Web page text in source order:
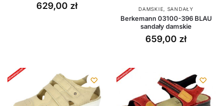
629,00 zł DAMSKIE, SANDAŁY
Berkemann 03100-396 BLAU
sandały damskie
659,00 zł